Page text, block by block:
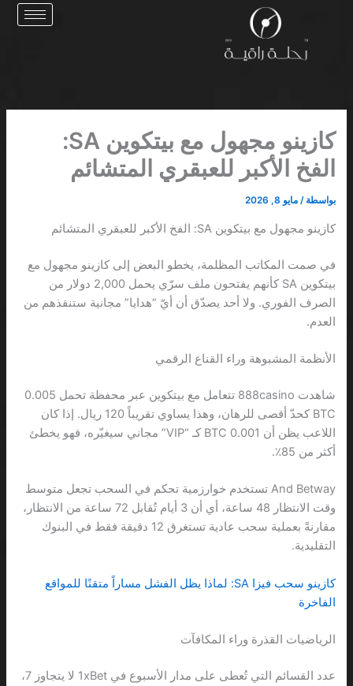
كازينو مجهول مع بيتكوين SA:
الفخ الأكبر للعبقري المتشائم
بواسطة /مايو 8, 2026
كازينو مجهول مع بيتكوين SA: الفخ الأكبر للعبقري المتشائم
في صمت المكاتب المظلمة، يخطو البعض إلى كازينو مجهول مع
بيتكوين SA كأنهم يفتحون ملف سرّي يحمل 2,000 دولار من
الصرف الفوري. ولا أحد يصدّق أن أيّ “هدايا” مجانية ستنقذهم من
العدم.
الأنظمة المشبوهة وراء القناع الرقمي
شاهدت 888casino تتعامل مع بيتكوين عبر محفظة تحمل 0.005
BTC كحدّ أقصى للرهان، وهذا يساوي تقريباً 120 ريال. إذا كان
اللاعب يظن أن 0.001 BTC كـ “VIP” مجاني سيغيّره، فهو يخطئ
أكثر من 85٪.
And Betway تستخدم خوارزمية تحكم في السحب تجعل متوسط
وقت الانتظار 48 ساعة، أي أن 3 أيام تُقابل 72 ساعة من الانتظار،
مقارنةً بعملية سحب عادية تستغرق 12 دقيقة فقط في البنوك
التقليدية.
كازينو سحب فيزا SA: لماذا يظل الفشل مساراً متقنًا للمواقع
الفاخرة
الرياضيات القذرة وراء المكافآت
عدد القسائم التي تُعطى على مدار الأسبوع في 1xBet لا يتجاوز 7،